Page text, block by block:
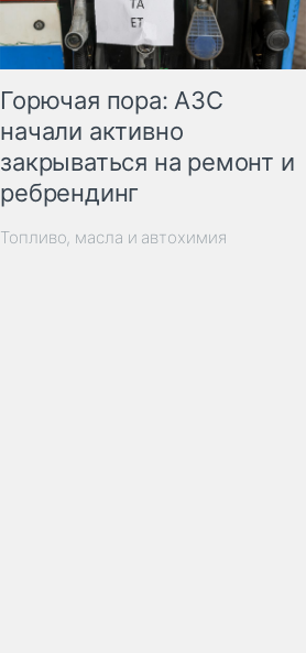
Горючая пора: АЗС
начали активно
закрываться на ремонт и
ребрендинг
Топливо, масла и автохимия